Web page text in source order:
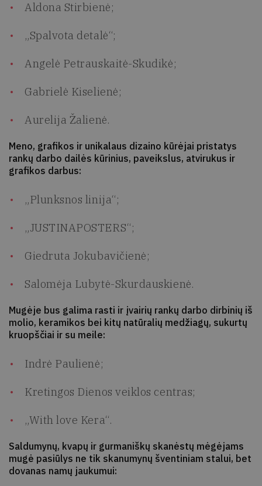
Aldona Stirbienė;
„Spalvota detalė“;
Angelė Petrauskaitė-Skudikė;
Gabrielė Kiselienė;
Aurelija Žalienė.
Meno, grafikos ir unikalaus dizaino kūrėjai pristatys
rankų darbo dailės kūrinius, paveikslus, atvirukus ir
grafikos darbus:
„Plunksnos linija“;
„JUSTINAPOSTERS“;
Giedruta Jokubavičienė;
Salomėja Lubytė-Skurdauskienė.
Mugėje bus galima rasti ir įvairių rankų darbo dirbinių iš
molio, keramikos bei kitų natūralių medžiagų, sukurtų
kruopščiai ir su meile:
Indrė Paulienė;
Kretingos Dienos veiklos centras;
„With love Kera“.
Saldumynų, kvapų ir gurmaniškų skanėstų mėgėjams
mugė pasiūlys ne tik skanumynų šventiniam stalui, bet
dovanas namų jaukumui: